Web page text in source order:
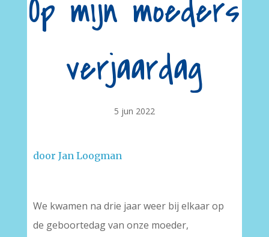
Op mijn moeders
verjaardag
5 jun 2022
door Jan Loogman
We kwamen na drie jaar weer bij elkaar op
de geboortedag van onze moeder,